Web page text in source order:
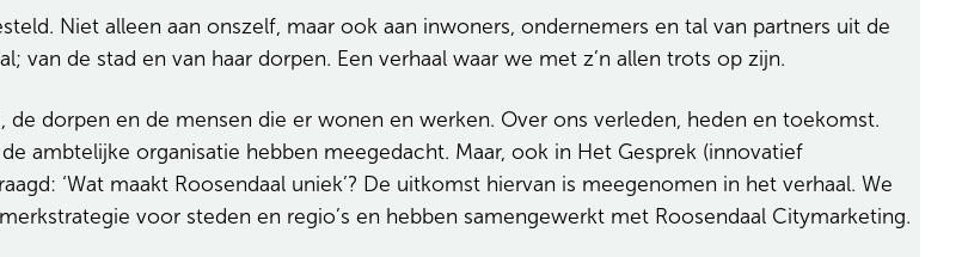
Niet alleen aan onszelf, maar ook aan inwoners, ondernemers en tal van partners uit de
van de stad en van haar dorpen. Een verhaal waar we met z’n allen trots op zijn.
de dorpen en de mensen die er wonen en werken. Over ons verleden, heden en toekomst.
ambtelijke organisatie hebben meegedacht. Maar, ook in Het Gesprek (innovatief
‘Wat maakt Roosendaal uniek’? De uitkomst hiervan is meegenomen in het verhaal. We
voor steden en regio’s en hebben samengewerkt met Roosendaal Citymarketing.